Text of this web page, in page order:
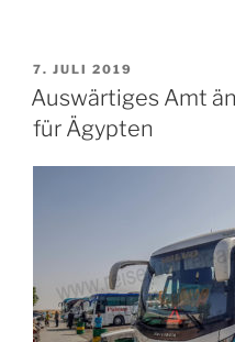
el-
Adha“
VERÖFFENTLICHT
AM
7. JULI 2019
Auswärtiges Amt
für Ägypten